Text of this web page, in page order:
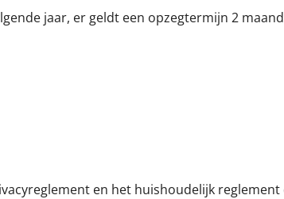
jaar, er geldt een opzegtermijn 2
en het huishoudelijk